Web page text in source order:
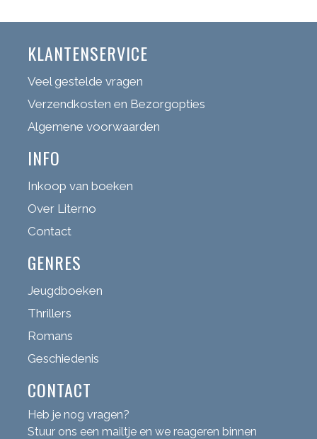
KLANTENSERVICE
Veel gestelde vragen
Verzendkosten en Bezorgopties
Algemene voorwaarden
INFO
Inkoop van boeken
Over Literno
Contact
GENRES
Jeugdboeken
Thrillers
Romans
Geschiedenis
CONTACT
Heb je nog vragen?
Stuur ons een mailtje en we reageren binnen